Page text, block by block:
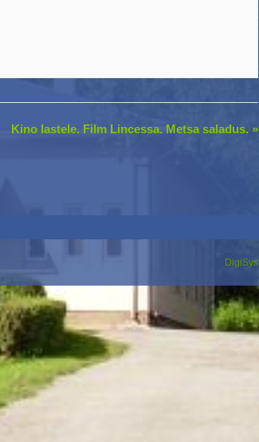
Kino lastele. Film Lincessa. Metsa saladus. »
DigiSys